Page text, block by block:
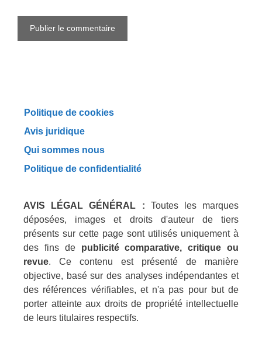
Politique de cookies
Avis juridique
Qui sommes nous
Politique de confidentialité
AVIS LÉGAL GÉNÉRAL : Toutes les marques
déposées, images et droits d'auteur de tiers
présents sur cette page sont utilisés uniquement à
des fins de publicité comparative, critique ou
revue. Ce contenu est présenté de manière
objective, basé sur des analyses indépendantes et
des références vérifiables, et n'a pas pour but de
porter atteinte aux droits de propriété intellectuelle
de leurs titulaires respectifs.